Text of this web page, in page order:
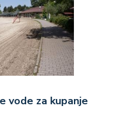
vode za kupanje